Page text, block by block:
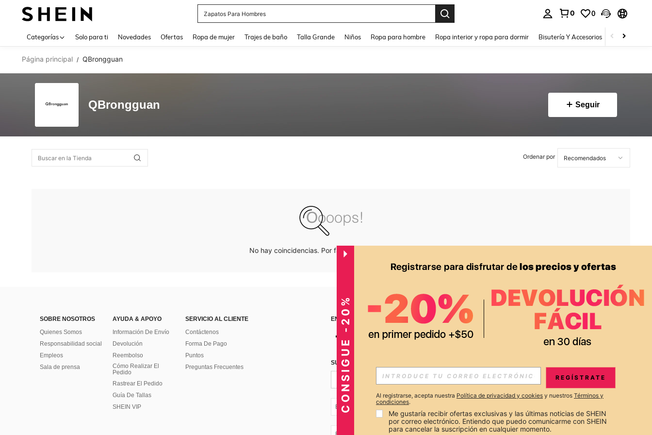
Zapatos Para Hombres
0 0
Categorías Solo para ti Novedades Ofertas Ropa de mujer Trajes de baño Talla Grande Niños Ropa para hombre Ropa interior y ropa para dormir Bisutería Y Accesorios Zapatos
Página principal / QBrongguan
QBrongguan Seguir
Ordenar por
No hay coincidencias. Por favor inténtalo de nuevo.
SOBRE NOSOTROS
Quienes Somos
Responsabilidad social
Empleos
Sala de prensa
AYUDA & APOYO
Información De Envío
Devolución
Reembolso
Cómo Realizar El
Pedido
Rastrear El Pedido
Guía De Tallas
SHEIN VIP
SERVICIO AL CLIENTE
Contáctenos
Forma De Pago
Puntos
Preguntas Frecuentes
ENCUÉNTRANOS EN APP
SUSCRÍBETE PARA RECIBIR OFERTAS EXCLUSIVAS, PROMOCIONES Y NOTICIAS DE SHEIN
Suscribir
EC + 593
CONSIGUE -20% REGÍSTRATE
Al registrarse, acepta nuestra Política de privacidad y cookies y nuestros Términos y
condiciones.
Me gustaría recibir ofertas exclusivas y las últimas noticias de SHEIN
por correo electrónico. Entiendo que puedo comunicarme con SHEIN
para cancelar la suscripción en cualquier momento.